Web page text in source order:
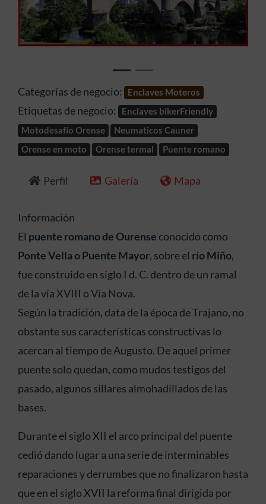
Anterior
Categorías de negocio: Enclaves Moteros
Etiquetas de negocio:
Enclaves bikerFriendly
Motodesafío Orense
Neumaticos Cauner
Orense en moto
Orense termal Puente romano
Perfil Galería Mapa
Información
El puente romano de Ourense conocido como
Ponte Vella o Puente Mayor, sobre el río Miño,
fue construido en siglo I d. C. dentro de un ramal
de la vía XVIII o Vía Nova.
Según la tradición, data de la época de Trajano, no
obstante sus características constructivas lo
acercan al tiempo de Augusto. De aquel primer
puente solo quedan, como mudos testigos del
pasado, algunos sillares almohadillados de las
bases.
Durante el siglo XII el arco principal del puente
cedió dando lugar a una serie de interminables
reparaciones y derrumbes que no finalizaron hasta
que en el siglo XVII la reforma final dirigida por